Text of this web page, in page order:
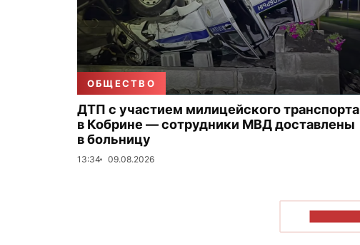
ОБЩЕСТВО
ДТП с участием милицейского транспорта
в Кобрине — сотрудники МВД доставлены
в больницу
13:34 09.08.2026